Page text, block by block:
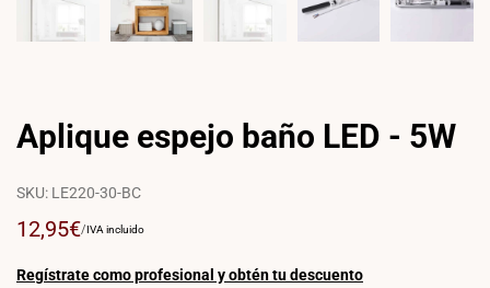
Aplique espejo baño LED - 5W
SKU: LE220-30-BC
Precio
venta
12,95€PRECIO
/POR
IVA incluido
Regístrate como profesional y obtén tu descuento